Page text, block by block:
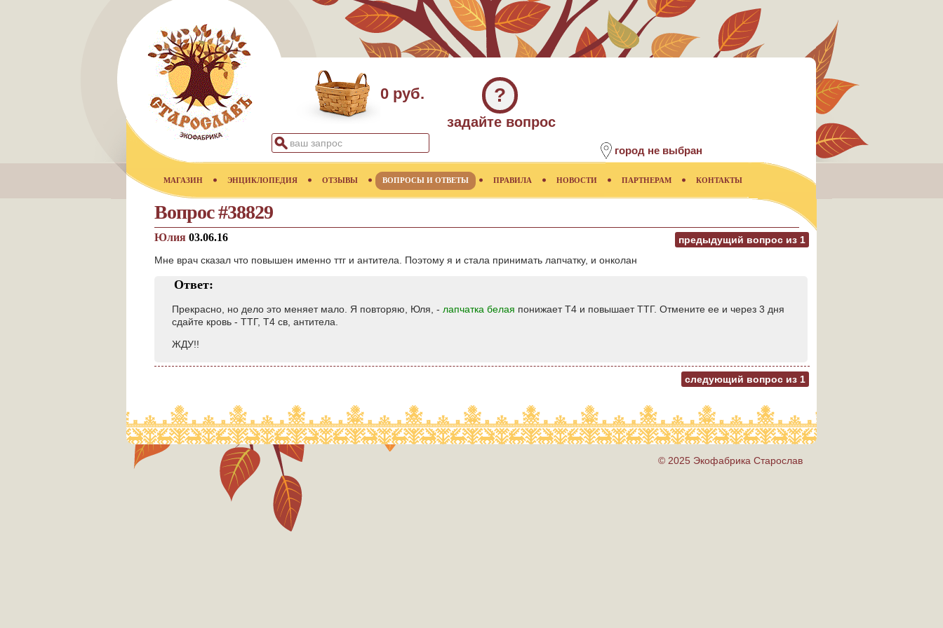
0 руб. ?
задайте вопрос
город не выбран
МАГАЗИН ЭНЦИКЛОПЕДИЯ ОТЗЫВЫ ВОПРОСЫ И ОТВЕТЫ ПРАВИЛА НОВОСТИ ПАРТНЕРАМ КОНТАКТЫ
Вопрос #38829
предыдущий вопрос из 1
Юлия 03.06.16
Мне врач сказал что повышен именно ттг и антитела. Поэтому я и стала принимать лапчатку, и онколан
Ответ:
Прекрасно, но дело это меняет мало. Я повторяю, Юля, - лапчатка белая понижает Т4 и повышает ТТГ. Отмените ее и через 3 дня
сдайте кровь - ТТГ, Т4 св, антитела.
ЖДУ!!
следующий вопрос из 1
© 2025 Экофабрика Старослав